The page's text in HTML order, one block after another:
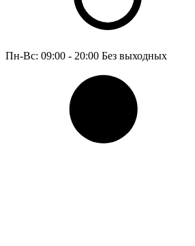
Пн-Вс: 09:00 - 20:00 Без выходных